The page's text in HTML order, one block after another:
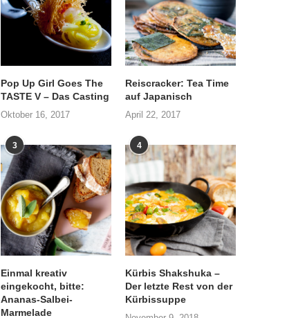
Pop Up Girl Goes The
TASTE V – Das Casting
Oktober 16, 2017
Reiscracker: Tea Time
auf Japanisch
April 22, 2017
3
Einmal kreativ
eingekocht, bitte:
Ananas-Salbei-
Marmelade
4
Kürbis Shakshuka –
Der letzte Rest von der
Kürbissuppe